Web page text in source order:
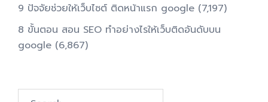
9 ปัจจัยช่วยให้เว็บไซต์ ติดหน้าแรก google (7,197)
8 ขั้นตอน สอน SEO ทําอย่างไรให้เว็บติดอันดับบน
google (6,867)